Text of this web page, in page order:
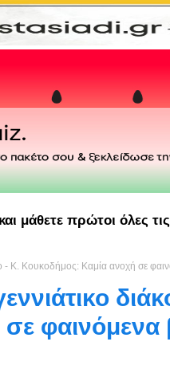
και μάθετε πρώτοι όλες τις
- Κ. Κουκοδήμος: Καμία ανοχή σε
φαινόμενα